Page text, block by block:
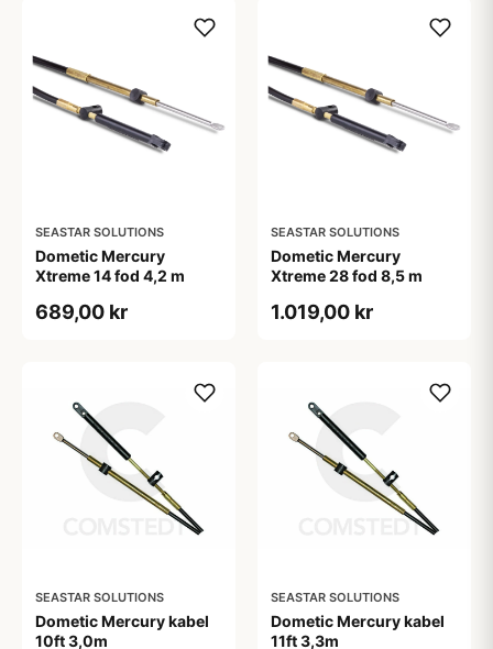
SEASTAR SOLUTIONS
Dometic Mercury
Xtreme 14 fod 4,2 m
689,00 kr
SEASTAR SOLUTIONS
Dometic Mercury
Xtreme 28 fod 8,5 m
1.019,00 kr
SEASTAR SOLUTIONS
Dometic Mercury kabel
10ft 3,0m
SEASTAR SOLUTIONS
Dometic Mercury kabel
11ft 3,3m